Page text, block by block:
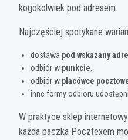
kogokolwiek pod adresem.
Najczęściej spotykane
dostawa pod wskazany
odbiór w punkcie,
odbiór w placówce
inne formy odbioru
W praktyce sklep
każda paczka Pocztexem